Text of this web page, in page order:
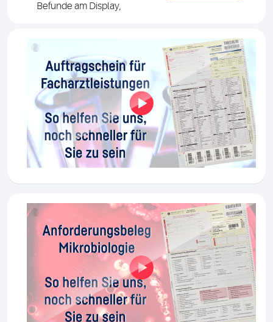
Befunde am Display,